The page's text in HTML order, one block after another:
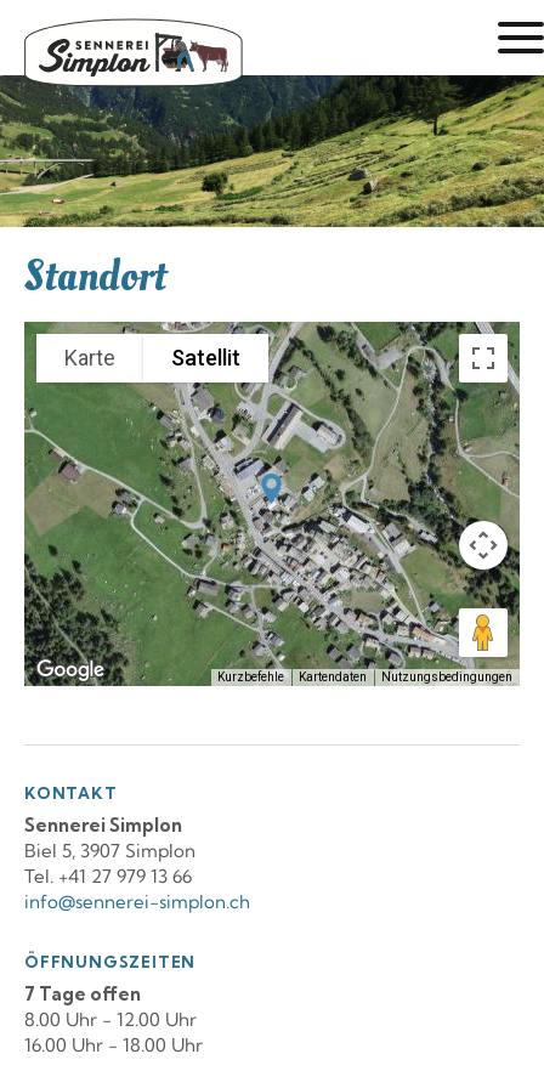
Standort
Karte Satellit
Kurzbefehle Kartendaten Nutzungsbedingungen
KONTAKT
Sennerei Simplon
Biel 5, 3907 Simplon
Tel. +41 27 979 13 66
info@sennerei-simplon.ch
ÖFFNUNGSZEITEN
7 Tage offen
8.00 Uhr - 12.00 Uhr
16.00 Uhr - 18.00 Uhr